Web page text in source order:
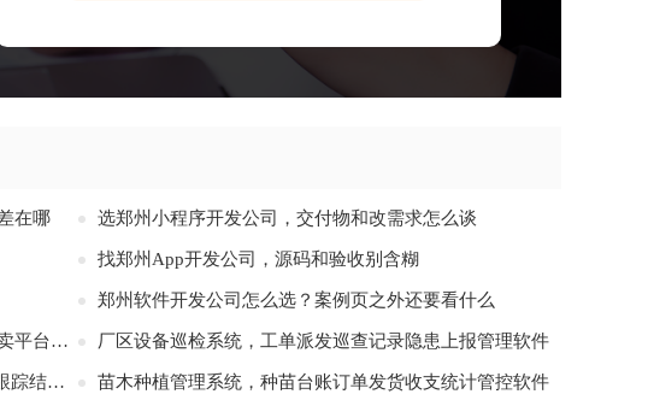
在哪 选郑州小程序开发公司，交付物和改需求怎么谈
找郑州App开发公司，源码和验收别含糊
郑州软件开发公司怎么选？案例页之外还要看什么
地方特产商城小程序，零售分销产地货源线上售卖平台定制 厂区设备巡检系统，工单派发巡查记录隐患上报管理软件
家政服务派单APP开发，客户下单技师调度订单跟踪结算平台 苗木种植管理系统，种苗台账订单发货收支统计管控软件